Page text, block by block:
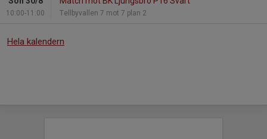
10:00-11:00 Tellbyvallen 7 mot 7 plan 2
Hela kalendern